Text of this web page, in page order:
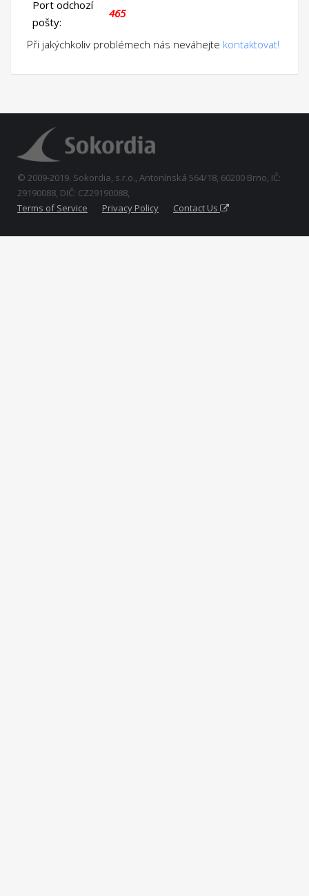
Port odchozí
pošty:
465
Při jakýchkoliv problémech nás neváhejte kontaktovat!
© 2009-2019. Sokordia, s.r.o., Antonínská 564/18, 60200 Brno, IČ:
29190088, DIČ: CZ29190088,
Terms of Service
Privacy Policy Contact Us